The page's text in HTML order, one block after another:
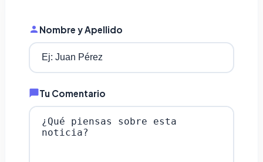
Nombre y Apellido
Tu Comentario